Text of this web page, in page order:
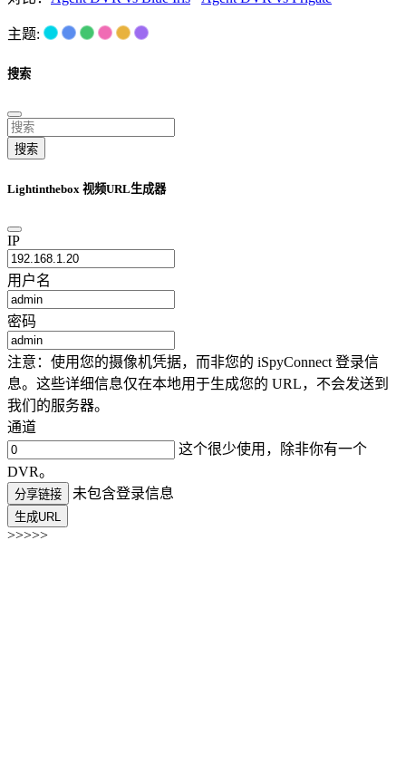
主题:
搜索
搜索
Lightinthebox 视频URL生成器
IP
用户名
密码
注意：使用您的摄像机凭据，而非您的 iSpyConnect 登录信
息。这些详细信息仅在本地用于生成您的 URL，不会发送到
我们的服务器。
通道
这个很少使用，除非你有一个
DVR。
分享链接 未包含登录信息
生成URL
>>>>>